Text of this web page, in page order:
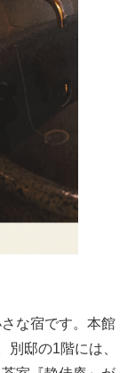
な宿です。本館
邸の1階には、